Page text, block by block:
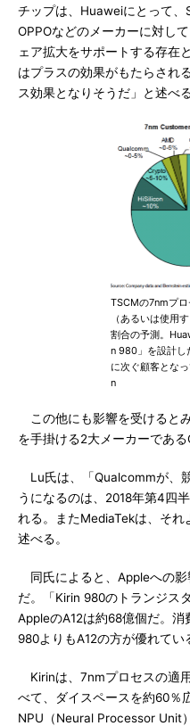
チップは、Huaweiにとって、
OPPOなどのメーカーに対し
ェア拡大をサポートする存在
はプラスの効果がもたらされ
ス効果となりそうだ」と述べる
TSCMの7nmプ
（あるいは使用
割合の予測。
n 980」を設計
に次ぐ顧客とな
n
この他にも影響を受けると
を手掛ける2大メーカーであ
Lu氏は、「Qualcommが、
うになるのは、2018年第4四
れる。またMediaTekは、それ
述べる。
同氏によると、Appleへの影
だ。「Kirin 980のトランジス
AppleのA12は約68億個だ。
980よりもA12の方が優れてい
Kirinは、7nmプロセスの適
べて、ダイスペースを約60％
NPU（Neural Processor Unit